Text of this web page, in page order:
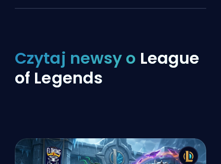
Czytaj newsy o League
of Legends